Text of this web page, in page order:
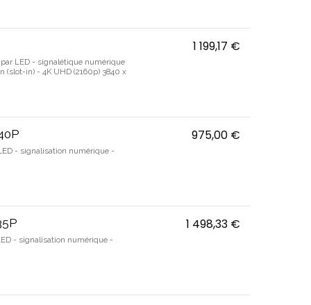
par LED - signalétique numérique
in) - 4K UHD (2160p) 3840 x
1 199,17 €
- signalisation numérique -
975,00 €
- signalisation numérique -
1 498,33 €